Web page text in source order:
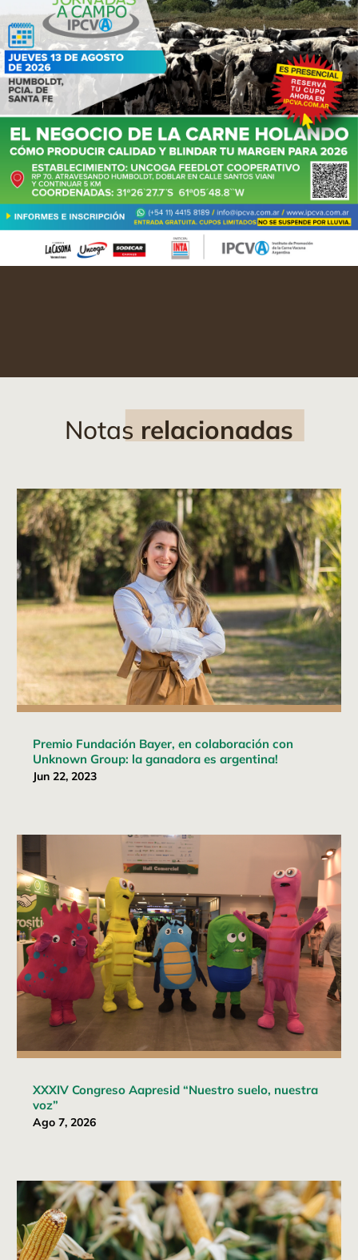
Notas relacionadas
Premio Fundación Bayer, en colaboración con
Unknown Group: la ganadora es argentina!
Jun 22, 2023
XXXIV Congreso Aapresid “Nuestro suelo, nuestra
voz”
Ago 7, 2026